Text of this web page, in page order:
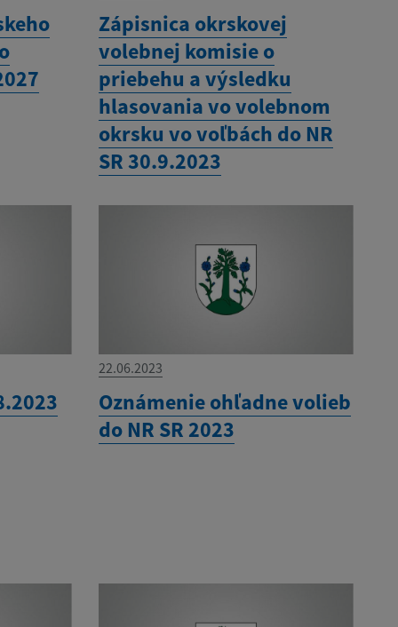
Zápisnica okrskovej
volebnej komisie o
priebehu a výsledku
hlasovania vo volebnom
okrsku vo voľbách do NR
SR 30.9.2023
22.06.2023
Oznámenie ohľadne volieb
do NR SR 2023